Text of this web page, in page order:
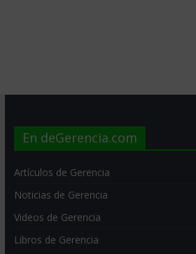
En deGerencia.com
Artículos de Gerencia
Noticias de Gerencia
Videos de Gerencia
Libros de Gerencia